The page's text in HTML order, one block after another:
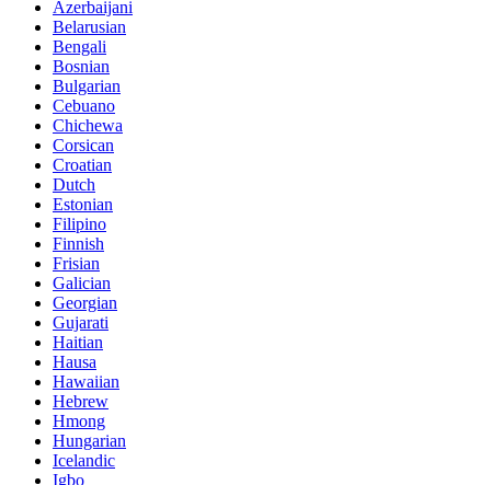
Azerbaijani
Belarusian
Bengali
Bosnian
Bulgarian
Cebuano
Chichewa
Corsican
Croatian
Dutch
Estonian
Filipino
Finnish
Frisian
Galician
Georgian
Gujarati
Haitian
Hausa
Hawaiian
Hebrew
Hmong
Hungarian
Icelandic
Igbo